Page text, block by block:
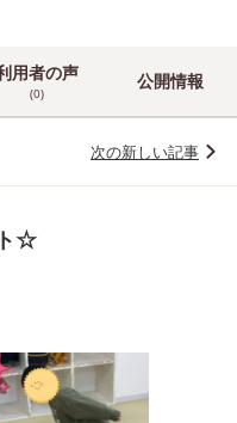
用者の声
(0)
公開情報
次の新しい記事
☆